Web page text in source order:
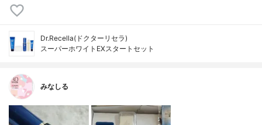
Dr.Recella(ドクターリセラ)
スーパーホワイトEXスタートセット
みなしる